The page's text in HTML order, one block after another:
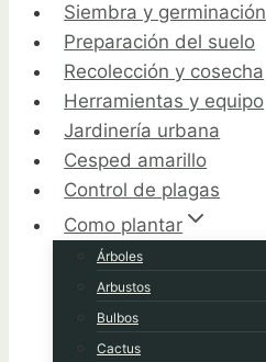
Siembra y germinación
Preparación del suelo
Recolección y cosecha
Herramientas y equipo
Jardinería urbana
Cesped amarillo
Control de plagas
Como plantar
Árboles
Arbustos
Bulbos
Cactus